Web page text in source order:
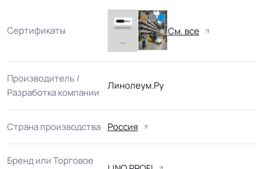
Сертификаты См. все
Производитель /
Разработка компании
Линолеум.Ру
Страна производства Россия
Бренд или Торговое